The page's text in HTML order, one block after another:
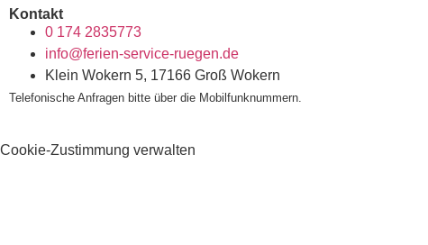
Kontakt
0 174 2835773
info@ferien-service-ruegen.de
Klein Wokern 5, 17166 Groß Wokern
Telefonische Anfragen bitte über die Mobilfunknummern.
Cookie-Zustimmung verwalten